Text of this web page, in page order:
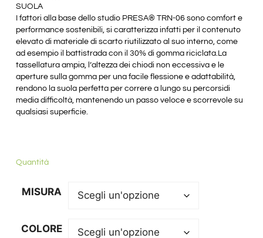
SUOLA
I fattori alla base dello studio PRESA® TRN-06 sono comfort e
performance sostenibili, si caratterizza infatti per il contenuto
elevato di materiale di scarto riutilizzato al suo interno, come
ad esempio il battistrada con il 30% di gomma riciclata.La
tassellatura ampia, l’altezza dei chiodi non eccessiva e le
aperture sulla gomma per una facile flessione e adattabilità,
rendono la suola perfetta per correre a lungo su percorsidi
media difficoltà, mantenendo un passo veloce e scorrevole su
qualsiasi superficie.
Quantità
MISURA
COLORE